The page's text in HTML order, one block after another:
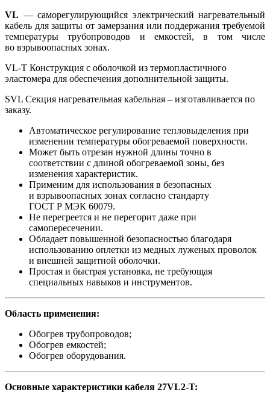
VL — саморегулирующийся электрический нагревательный
кабель для защиты от замерзания или поддержания требуемой
температуры трубопроводов и емкостей, в том числе
во взрывоопасных зонах.
VL-T Конструкция с оболочкой из термопластичного
эластомера для обеспечения дополнительной защиты.
SVL Секция нагревательная кабельная – изготавливается по
заказу.
Автоматическое регулирование тепловыделения при
изменении температуры обогреваемой поверхности.
Может быть отрезан нужной длины точно в
соответствии с длиной обогреваемой зоны, без
изменения характеристик.
Применим для использования в безопасных
и взрывоопасных зонах согласно стандарту
ГОСТ Р МЭК 60079.
Не перегреется и не перегорит даже при
самопересечении.
Обладает повышенной безопасностью благодаря
использованию оплетки из медных луженых проволок
и внешней защитной оболочки.
Простая и быстрая установка, не требующая
специальных навыков и инструментов.
Область применения:
Обогрев трубопроводов;
Обогрев емкостей;
Обогрев оборудования.
Основные характеристики кабеля 27VL2-T: